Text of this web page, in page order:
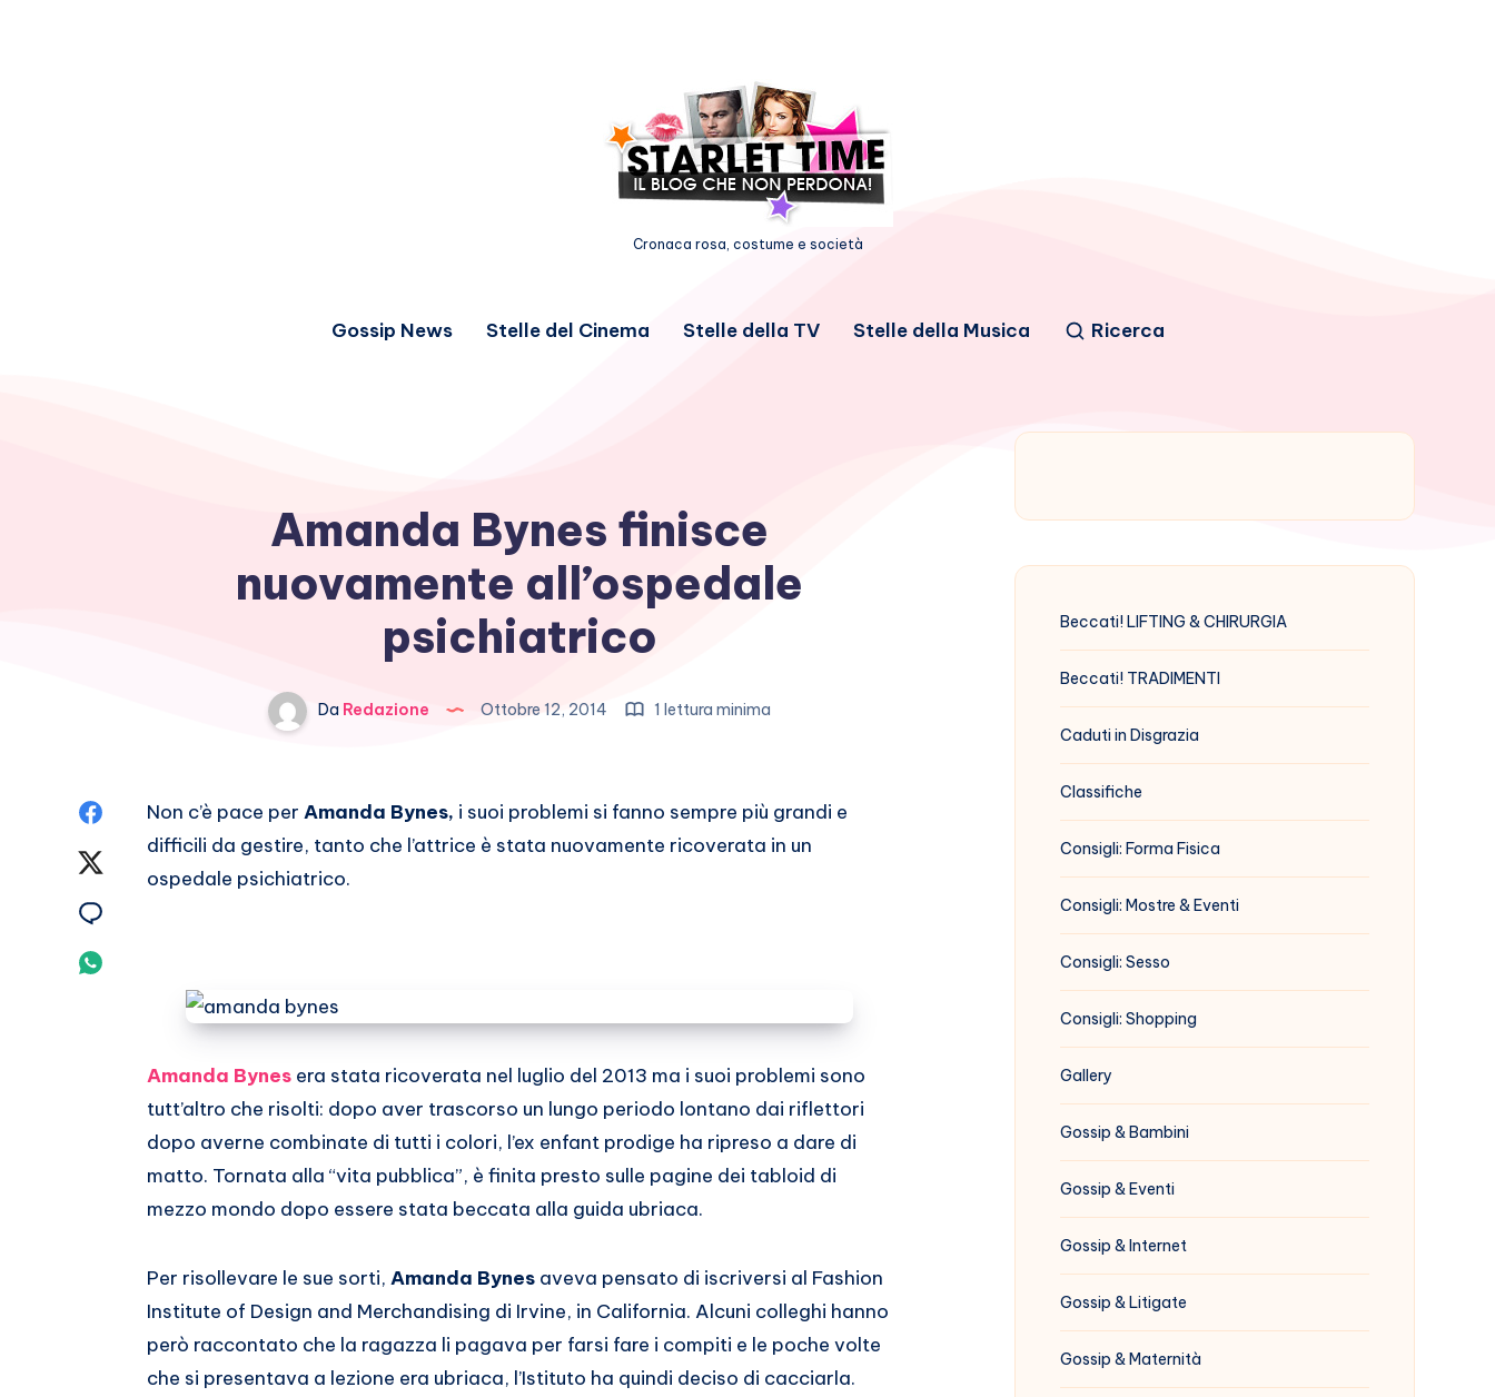
Cronaca rosa, costume e società
Gossip News Stelle del Cinema Stelle della TV Stelle della Musica Ricerca
Amanda Bynes finisce
nuovamente all’ospedale
psichiatrico
Da Redazione Ottobre 12, 2014 1 lettura minima
Condividi
Non c’è pace per Amanda Bynes, i suoi problemi si fanno sempre più grandi e
difficili da gestire, tanto che l’attrice è stata nuovamente ricoverata in un
ospedale psichiatrico.
Amanda Bynes era stata ricoverata nel luglio del 2013 ma i suoi problemi sono
tutt’altro che risolti: dopo aver trascorso un lungo periodo lontano dai riflettori
dopo averne combinate di tutti i colori, l’ex enfant prodige ha ripreso a dare di
matto. Tornata alla “vita pubblica”, è finita presto sulle pagine dei tabloid di
mezzo mondo dopo essere stata beccata alla guida ubriaca.
Per risollevare le sue sorti, Amanda Bynes aveva pensato di iscriversi al Fashion
Institute of Design and Merchandising di Irvine, in California. Alcuni colleghi hanno
però raccontato che la ragazza li pagava per farsi fare i compiti e le poche volte
che si presentava a lezione era ubriaca, l’Istituto ha quindi deciso di cacciarla.
Beccati! LIFTING & CHIRURGIA
Beccati! TRADIMENTI
Caduti in Disgrazia
Classifiche
Consigli: Forma Fisica
Consigli: Mostre & Eventi
Consigli: Sesso
Consigli: Shopping
Gallery
Gossip & Bambini
Gossip & Eventi
Gossip & Internet
Gossip & Litigate
Gossip & Maternità